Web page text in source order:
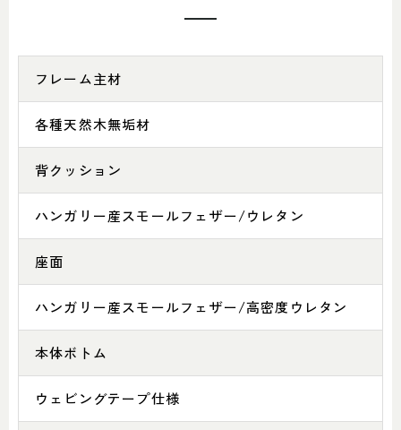
フレーム主材
各種天然木無垢材
背クッション
ハンガリー産スモールフェザー/ウレタン
座面
ハンガリー産スモールフェザー/高密度ウレタン
本体ボトム
ウェビングテープ仕様